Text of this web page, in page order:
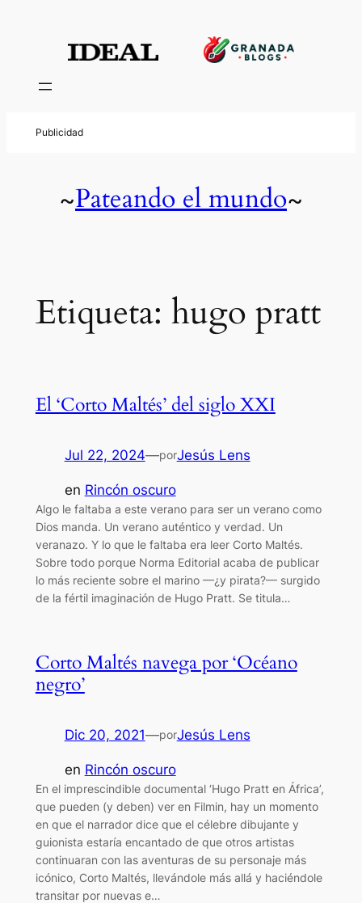
contenido
~Pateando el mundo~
Etiqueta: hugo pratt
El ‘Corto Maltés’ del siglo XXI
Jul 22, 2024—porJesús Lens
en Rincón oscuro
Algo le faltaba a este verano para ser un verano como
Dios manda. Un verano auténtico y verdad. Un
veranazo. Y lo que le faltaba era leer Corto Maltés.
Sobre todo porque Norma Editorial acaba de publicar
lo más reciente sobre el marino —¿y pirata?— surgido
de la fértil imaginación de Hugo Pratt. Se titula…
Corto Maltés navega por ‘Océano
negro’
Dic 20, 2021—porJesús Lens
en Rincón oscuro
En el imprescindible documental ‘Hugo Pratt en África’,
que pueden (y deben) ver en Filmin, hay un momento
en que el narrador dice que el célebre dibujante y
guionista estaría encantado de que otros artistas
continuaran con las aventuras de su personaje más
icónico, Corto Maltés, llevándole más allá y haciéndole
transitar por nuevas e…